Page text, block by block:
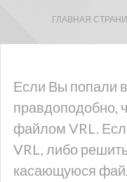
ГЛАВНАЯ
Если Вы попали
правдоподобно,
файлом VRL.
VRL, либо
касающуюся